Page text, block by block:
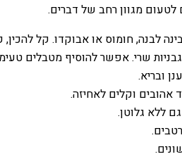
מגוון רחב של דברים.
לבנה, חומוס או אבוקדו. קל להכין,
שרי. אפשר להוסיף מטבלים
ובריא.
וקלים לאחיזה.
ללא גלוטן.